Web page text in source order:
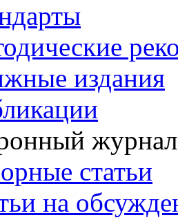
издания
журнал
статьи
на